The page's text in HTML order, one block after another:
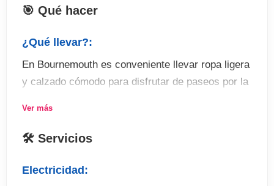
🎯 Qué hacer
¿Qué llevar?:
En Bournemouth es conveniente llevar ropa ligera
y calzado cómodo para disfrutar de paseos por la
Actividades:
y entretenimiento de un resort de vacaciones
Ver más
🛠 Servicios
Electricidad: